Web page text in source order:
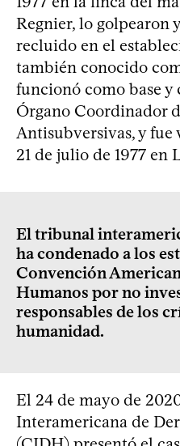
Regnier, lo golpearon
recluido en el
también conocido
funcionó como base
Órgano Coordinador
Antisubversivas, y
21 de julio de 1977 en
El tribunal
ha condenado a los
Convención
Humanos por no
responsables de los
humanidad.
El 24 de mayo de
Interamericana de